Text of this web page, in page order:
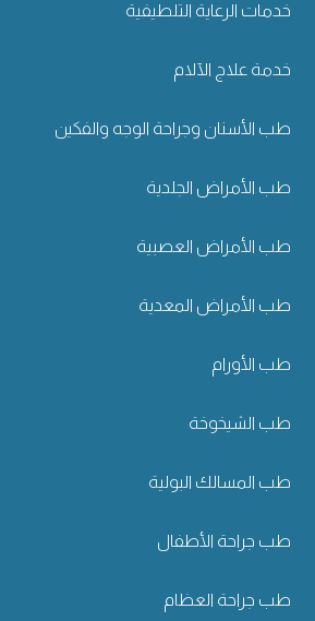
خدمات الرعاية التلطيفية
خدمة علاج الآلام
طب الأسنان وجراحة الوجه والفكين
طب الأمراض الجلدية
طب الأمراض العصبية
طب الأمراض المعدية
طب الأورام
طب الشيخوخة
طب المسالك البولية
طب جراحة الأطفال
طب جراحة العظام